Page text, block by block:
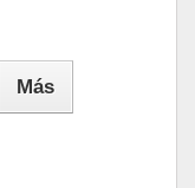
Más